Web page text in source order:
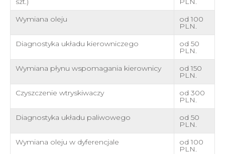
Wymiana oleju
od 100
PLN.
Diagnostyka układu kierowniczego
od 50
PLN.
Wymiana płynu wspomagania kierownicy
od 150
PLN.
Czyszczenie wtryskiwaczy
od 300
PLN.
Diagnostyka układu paliwowego
od 50
PLN.
Wymiana oleju w dyferencjale
od 100
PLN.